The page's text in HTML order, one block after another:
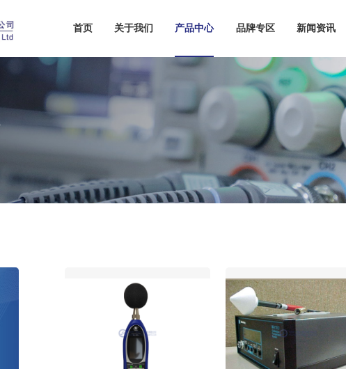
首页 关于我们 产品中心 品牌专区 新闻资讯